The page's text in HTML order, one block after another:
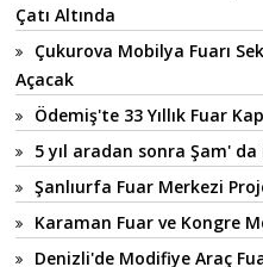
Çatı Altında
Çukurova Mobilya Fuarı
Açacak
Ödemiş'te 33 Yıllık Fuar
5 yıl aradan sonra Şam'
Şanlıurfa Fuar Merkezi
Karaman Fuar ve Kongre
Denizli'de Modifiye Araç